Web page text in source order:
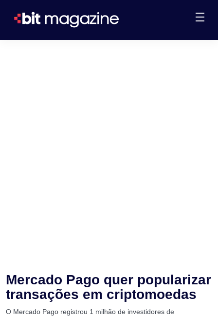
Mercado Pago quer popularizar
transações em criptomoedas
O Mercado Pago registrou 1 milhão de investidores de